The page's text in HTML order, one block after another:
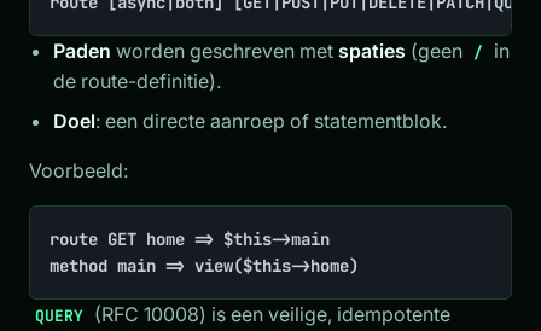
Paden worden geschreven met spaties (geen /
in
de route-definitie).
Doel: een directe aanroep of statementblok.
Voorbeeld:
route GET home => $this->main
method main => view($this->home)
QUERY (RFC 10008) is een veilige, idempotente